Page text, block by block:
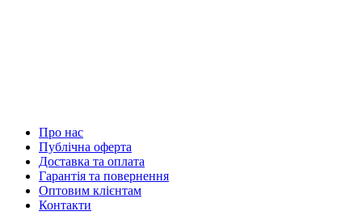
Про нас
Публічна оферта
Доставка та оплата
Гарантія та повернення
Оптовим клієнтам
Контакти